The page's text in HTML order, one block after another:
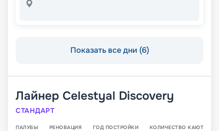
Показать все дни (6)
Лайнер Celestyal Discovery
СТАНДАРТ
ПАЛУБЫ РЕНОВАЦИЯ ГОД ПОСТРОЙКИ КОЛИЧЕСТВО КАЮТ